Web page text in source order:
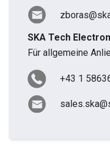
SKA Tech
Für allgemeine
+43 1